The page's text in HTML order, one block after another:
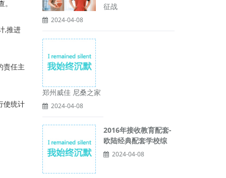
,推进
责任主
使统计
征战
2024-04-08
郑州威佳 尼桑之家
2024-04-08
2016年接收教育配套-
欧陆经典配套学校综
2024-04-08